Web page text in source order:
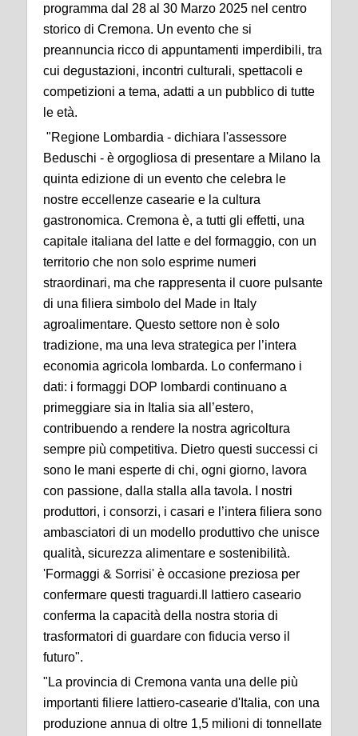
programma dal 28 al 30 Marzo 2025 nel centro
storico di Cremona. Un evento che si
preannuncia ricco di appuntamenti imperdibili, tra
cui degustazioni, incontri culturali, spettacoli e
competizioni a tema, adatti a un pubblico di tutte
le età.
"Regione Lombardia - dichiara l'assessore
Beduschi - è orgogliosa di presentare a Milano la
quinta edizione di un evento che celebra le
nostre eccellenze casearie e la cultura
gastronomica. Cremona è, a tutti gli effetti, una
capitale italiana del latte e del formaggio, con un
territorio che non solo esprime numeri
straordinari, ma che rappresenta il cuore pulsante
di una filiera simbolo del Made in Italy
agroalimentare. Questo settore non è solo
tradizione, ma una leva strategica per l’intera
economia agricola lombarda. Lo confermano i
dati: i formaggi DOP lombardi continuano a
primeggiare sia in Italia sia all’estero,
contribuendo a rendere la nostra agricoltura
sempre più competitiva. Dietro questi successi ci
sono le mani esperte di chi, ogni giorno, lavora
con passione, dalla stalla alla tavola. I nostri
produttori, i consorzi, i casari e l’intera filiera sono
ambasciatori di un modello produttivo che unisce
qualità, sicurezza alimentare e sostenibilità.
'Formaggi & Sorrisi' è occasione preziosa per
confermare questi traguardi.Il lattiero caseario
conferma la capacità della nostra storia di
trasformatori di guardare con fiducia verso il
futuro".
"La provincia di Cremona vanta una delle più
importanti filiere lattiero-casearie d'Italia, con una
produzione annua di oltre 1,5 milioni di tonnellate